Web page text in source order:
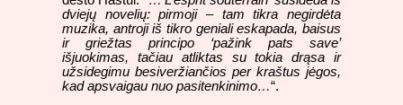
dviejų novelių: pirmoji – tam tikra negirdėta
muzika, antroji iš tikro geniali eskapada, baisus
ir griežtas principo ‘pažink pats save’
išjuokimas, tačiau atliktas su tokia drąsa ir
užsidegimu besiveržiančios per kraštus jėgos,
kad apsvaigau nuo pasitenkinimo…“.